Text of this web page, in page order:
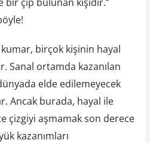
birçok kişinin hayal
Sanal ortamda kazanılan
elde edilemeyecek
Ancak burada, hayal ile
çizgiyi aşmamak son derece
kazanımları